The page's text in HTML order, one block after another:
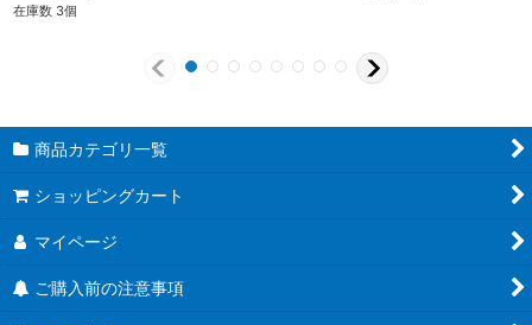
在庫数 3個
商品カテゴリ一覧
ショッピングカート
マイページ
ご購入前の注意事項